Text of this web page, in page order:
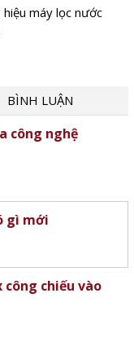
máy lọc nước
BÌNH LUẬN
công nghệ
gì mới
chiếu vào